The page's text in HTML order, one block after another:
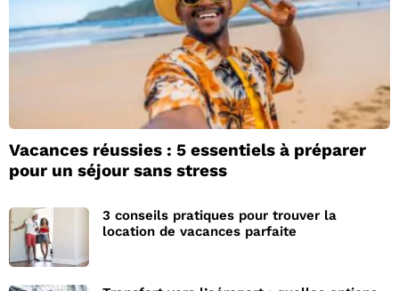
Vacances réussies : 5 essentiels à préparer
pour un séjour sans stress
3 conseils pratiques pour trouver la
location de vacances parfaite